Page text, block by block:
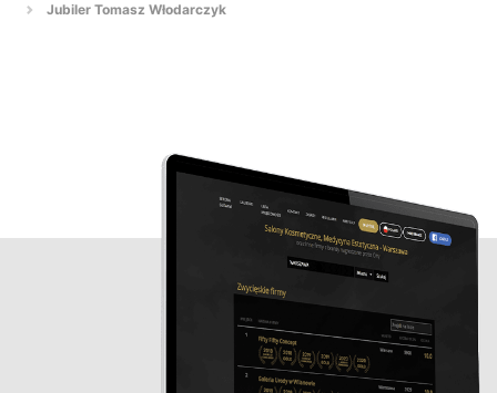
Jubiler Tomasz Włodarczyk